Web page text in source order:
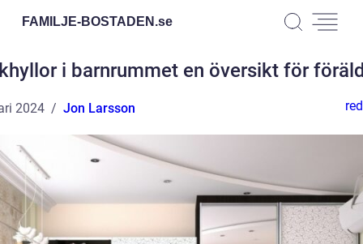
FAMILJE-BOSTADEN.se
i barnrummet en översikt för
2024 Jon Larsson